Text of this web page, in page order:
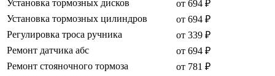
Установка тормозных дисков
от 694 ₽
Установка тормозных цилиндров
от 694 ₽
Регулировка троса ручника
от 339 ₽
Ремонт датчика абс
от 694 ₽
Ремонт стояночного тормоза
от 781 ₽